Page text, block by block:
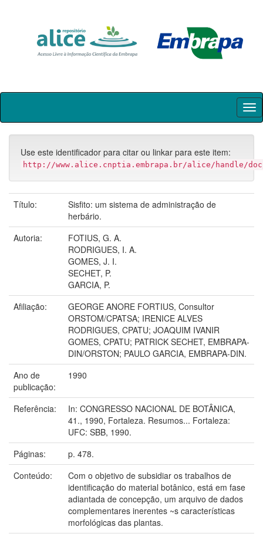
Skip
Use este identificador para citar ou linkar para este item:
http://www.alice.cnptia.embrapa.br/alice/handle/doc/
Título:
Sisfito: um sistema de administração de
herbário.
Autoria:
FOTIUS, G. A.
RODRIGUES, I. A.
GOMES, J. I.
SECHET, P.
GARCIA, P.
Afiliação:
GEORGE ANORE FORTIUS, Consultor
ORSTOM/CPATSA; IRENICE ALVES
RODRIGUES, CPATU; JOAQUIM IVANIR
GOMES, CPATU; PATRICK SECHET, EMBRAPA-
DIN/ORSTON; PAULO GARCIA, EMBRAPA-DIN.
Ano de
publicação:
1990
Referência:
In: CONGRESSO NACIONAL DE BOTÂNICA,
41., 1990, Fortaleza. Resumos... Fortaleza:
UFC: SBB, 1990.
Páginas:
p. 478.
Conteúdo:
Com o objetivo de subsidiar os trabalhos de
identificação do material botânico, está em fase
adiantada de concepção, um arquivo de dados
complementares inerentes ~s características
morfológicas das plantas.